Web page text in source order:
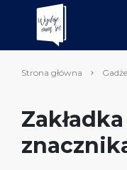
Strona główna